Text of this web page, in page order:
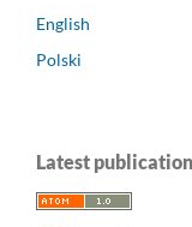
English
Polski
Latest